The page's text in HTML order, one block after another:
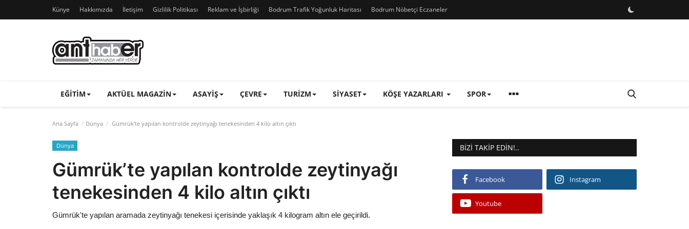
Künye Hakkımızda İletişim Gizlilik Politikası Reklam ve İşbirliği Bodrum Trafik Yoğunluk Haritası Bodrum Nöbetçi Eczaneler
EĞITIM AKTÜEL MAGAZIN ASAYIŞ ÇEVRE TURIZM SIYASET KÖŞE YAZARLARI SPOR
Ana Sayfa Dünya Gümrük’te yapılan kontrolde zeytinyağı tenekesinden 4 kilo altın çıktı
Dünya
Gümrük’te yapılan kontrolde zeytinyağı
tenekesinden 4 kilo altın çıktı
Gümrük'te yapılan aramada zeytinyağı tenekesi içerisinde yaklaşık 4 kilogram altın ele geçirildi.
BIZI TAKIP EDIN!..
Facebook Instagram
Youtube